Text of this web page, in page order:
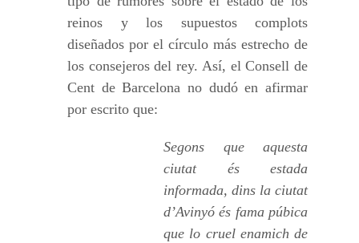
reinos y los supuestos complots
diseñados por el círculo más estrecho de
los consejeros del rey. Así, el Consell de
Cent de Barcelona no dudó en afirmar
por escrito que:
Segons que aquesta
ciutat és estada
informada, dins la ciutat
d’Avinyó és fama púbica
que lo cruel enamich de